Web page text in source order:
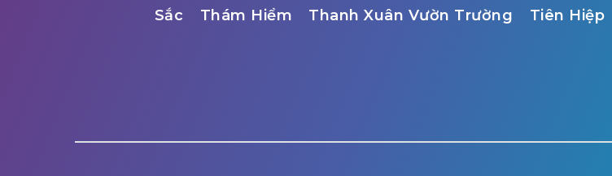
Sắc Thám Hiểm Thanh Xuân Vườn Trường Tiên Hiệp